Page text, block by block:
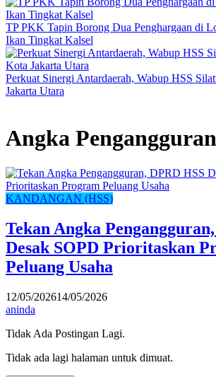
TP PKK Tapin Borong Dua Penghargaan di
Ikan Tingkat Kalsel
Perkuat Sinergi Antardaerah, Wabup HSS
Jakarta Utara
Angka Pengangguran
KANDANGAN (HSS)
Tekan Angka
Desak SOPD Prioritaskan
Peluang Usaha
12/05/202614/05/2026
aninda
Tidak Ada Postingan Lagi.
Tidak ada lagi halaman untuk dimuat.